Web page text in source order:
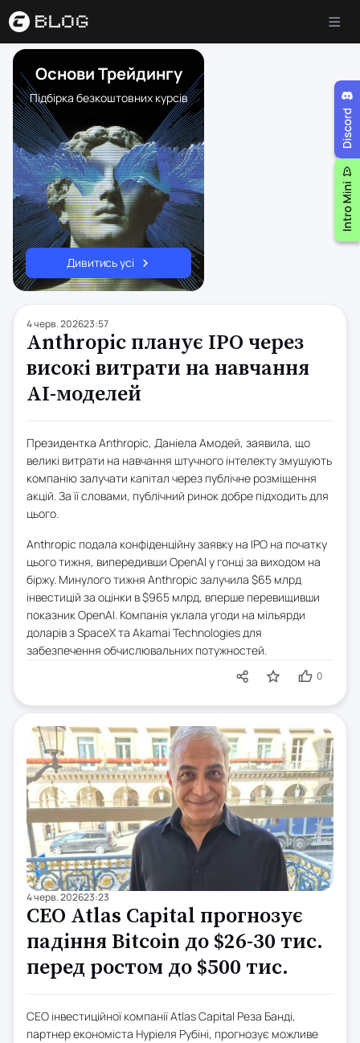
Основи Трейдингу
Підбірка безкоштовних курсів
Дивитись усі
4 черв. 202623:57
Anthropic планує IPO через
високі витрати на навчання
AI-моделей
Президентка Anthropic, Даніела Амодей, заявила, що
великі витрати на навчання штучного інтелекту змушують
компанію залучати капітал через публічне розміщення
акцій. За її словами, публічний ринок добре підходить для
цього.
Anthropic подала конфіденційну заявку на IPO на початку
цього тижня, випередивши OpenAI у гонці за виходом на
біржу. Минулого тижня Anthropic залучила $65 млрд
інвестицій за оцінки в $965 млрд, вперше перевищивши
показник OpenAI. Компанія уклала угоди на мільярди
доларів з SpaceX та Akamai Technologies для
забезпечення обчислювальних потужностей.
0
4 черв. 202623:23
CEO Atlas Capital прогнозує
падіння Bitcoin до $26-30 тис.
перед ростом до $500 тис.
CEO інвестиційної компанії Atlas Capital Реза Банді,
партнер економіста Нуріеля Рубіні, прогнозує можливе